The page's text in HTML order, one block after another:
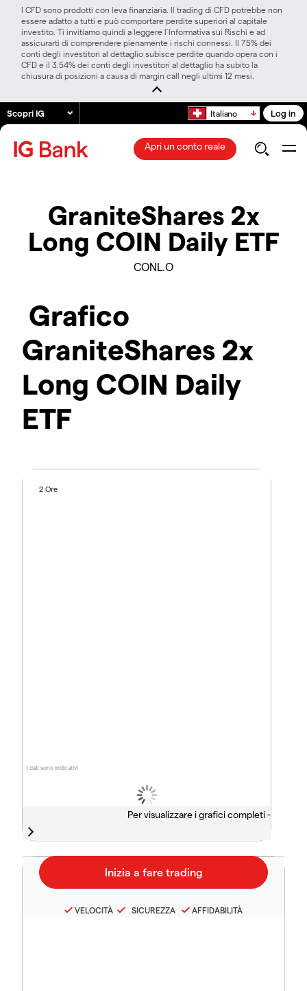
I CFD sono prodotti con leva finanziaria. Il trading di CFD potrebbe non
essere adatto a tutti e può comportare perdite superiori al capitale
investito. Ti invitiamo quindi a leggere l’Informativa sui Rischi e ad
assicurarti di comprendere pienamente i rischi connessi. Il 75% dei
conti degli investitori al dettaglio subisce perdite quando opera con i
CFD e il 3.54% dei conti degli investitori al dettaglio ha subito la
chiusura di posizioni a causa di margin call negli ultimi 12 mesi.
Scopri IG Italiano Log in
Apri un conto reale
GraniteShares 2x
Long COIN Daily ETF
CONL.O
Grafico
GraniteShares 2x
Long COIN Daily
ETF
I dati sono indicativi
2 Ore
Per visualizzare i grafici completi -
VELOCITÀ SICUREZZA AFFIDABILITÀ